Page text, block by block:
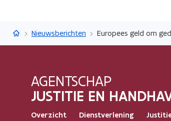
Justitie en Handhaving
Nieuwsberichten Europees geld om
AGENTSCHAP
JUSTITIE EN
Overzicht Dienstverlening